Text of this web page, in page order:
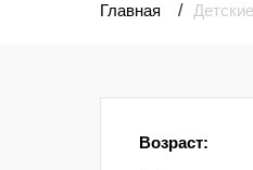
Главная
Возраст: